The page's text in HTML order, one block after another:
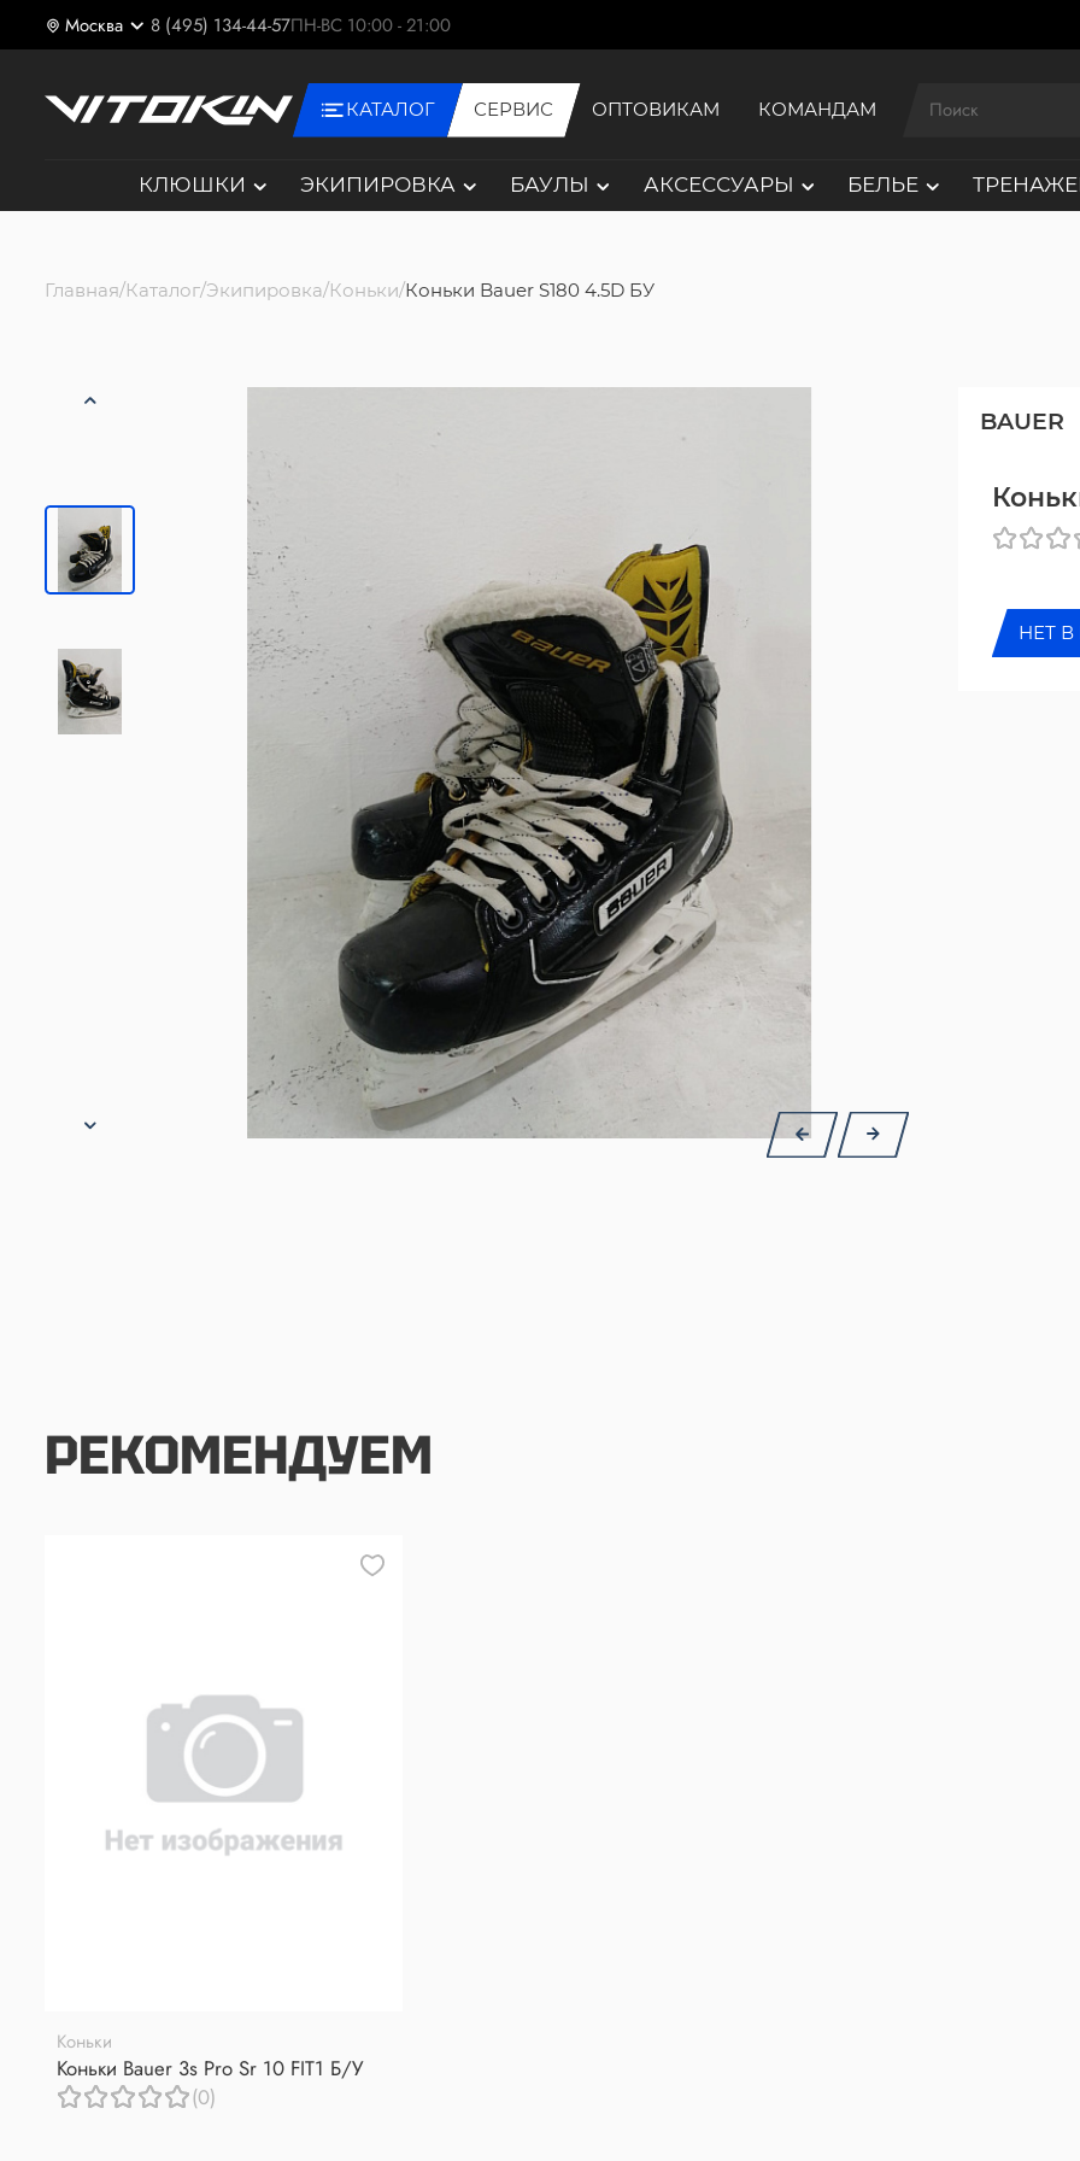
Москва 8 (495) 134-44-57ПН-ВС 10:00 - 21:00
КАТАЛОГ СЕРВИС ОПТОВИКАМ КОМАНДАМ
КЛЮШКИ ЭКИПИРОВКА БАУЛЫ АКСЕССУАРЫ БЕЛЬЕ
Главная Каталог Экипировка Коньки Коньки Bauer S180 4.5D БУ
BAUER
НЕТ
РЕКОМЕНДУЕМ
Коньки
Коньки Bauer 3s Pro Sr 10 FIT1 Б/У
(0)